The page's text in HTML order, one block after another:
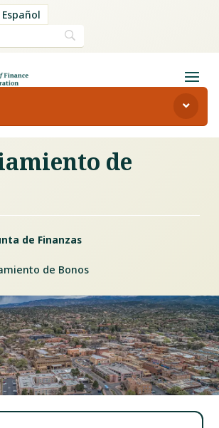
Español
de
de Finanzas
de Bonos